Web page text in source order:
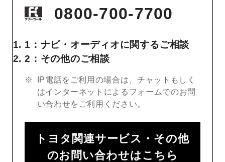
0800-700-7700
1：ナビ・オーディオに関するご相談
2：その他のご相談
IP電話をご利用の場合は、チャットもしく
はインターネットによるフォームでのお問
い合わせをご利用ください。
トヨタ関連サービス・その他
のお問い合わせはこちら